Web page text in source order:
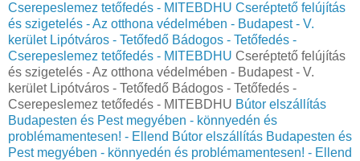
Cserepeslemez tetőfedés - MITEBDHU Cseréptető felújítás
és szigetelés - Az otthona védelmében - Budapest - V.
kerület Lipótváros - Tetőfedő Bádogos - Tetőfedés -
Cserepeslemez tetőfedés - MITEBDHU Cseréptető felújítás
és szigetelés - Az otthona védelmében - Budapest - V.
kerület Lipótváros - Tetőfedő Bádogos - Tetőfedés -
Cserepeslemez tetőfedés - MITEBDHU Bútor elszállítás
Budapesten és Pest megyében - könnyedén és
problémamentesen! - Ellend Bútor elszállítás Budapesten és
Pest megyében - könnyedén és problémamentesen! - Ellend